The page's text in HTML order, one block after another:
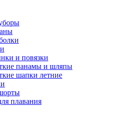
и повязки
панамы и шляпы
шапки летние
плавания